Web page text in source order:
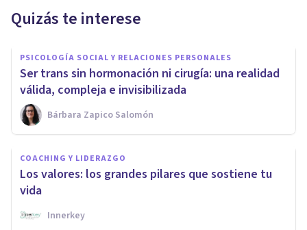
Quizás te interese
PSICOLOGÍA SOCIAL Y RELACIONES PERSONALES
Ser trans sin hormonación ni cirugía: una realidad
válida, compleja e invisibilizada
Bárbara Zapico Salomón
COACHING Y LIDERAZGO
Los valores: los grandes pilares que sostiene tu
vida
Innerkey